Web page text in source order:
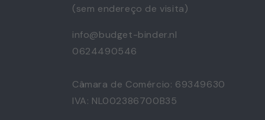
(sem endereço de visita)
info@budget-binder.nl
0624490546
Câmara de Comércio: 69349630
IVA: NL002386700B35